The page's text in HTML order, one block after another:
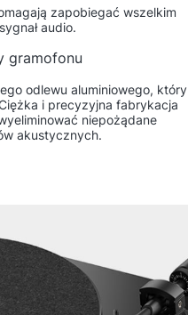
zapobiegać wszelkim
audio.
gramofonu
odlewu aluminiowego, który
i precyzyjna fabrykacja
niepożądane
akustycznych.